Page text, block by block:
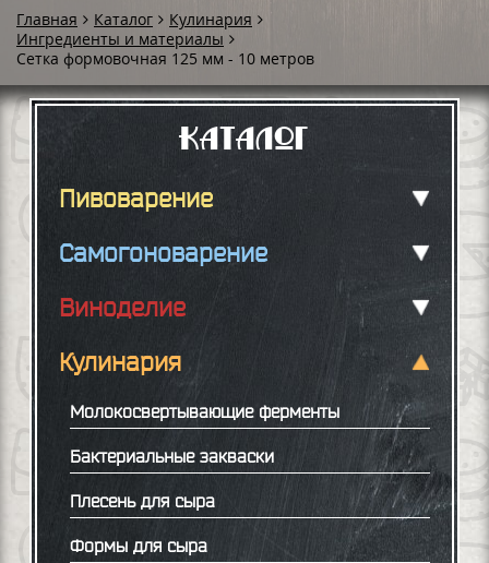
Главная Каталог
Кулинария
Ингредиенты и материалы
Сетка формовочная 125 мм - 10 метров
Каталог
Пивоварение
Самогоноварение
Виноделие
Кулинария
Молокосвертывающие ферменты
Бактериальные закваски
Плесень для сыра
Формы для сыра